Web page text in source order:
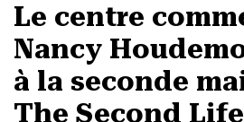
Le centre
Nancy
à la seconde
The Second Life